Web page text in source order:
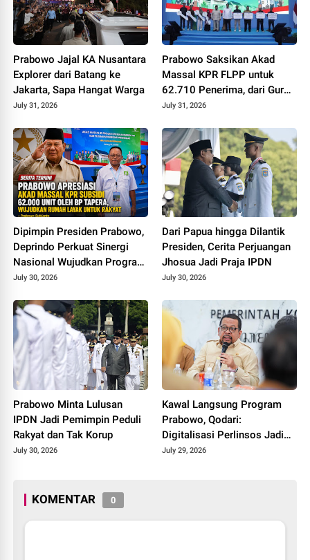
Prabowo Jajal KA Nusantara
Explorer dari Batang ke
Jakarta, Sapa Hangat Warga
July 31, 2026
Prabowo Saksikan Akad
Massal KPR FLPP untuk
62.710 Penerima, dari Guru
SD hingga Pengemudi Ojol
July 31, 2026
Dipimpin Presiden Prabowo,
Deprindo Perkuat Sinergi
Nasional Wujudkan Program
3 Juta Rumah
July 30, 2026
Dari Papua hingga Dilantik
Presiden, Cerita Perjuangan
Jhosua Jadi Praja IPDN
July 30, 2026
Prabowo Minta Lulusan
IPDN Jadi Pemimpin Peduli
Rakyat dan Tak Korup
July 30, 2026
Kawal Langsung Program
Prabowo, Qodari:
Digitalisasi Perlinsos Jadi
Kunci Keadilan Penyaluran
July 29, 2026
KOMENTAR 0